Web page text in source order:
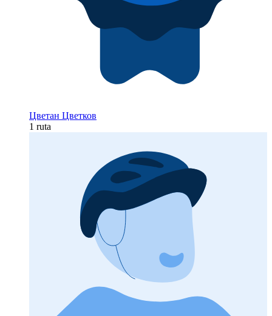
Цветан Цветков
1 ruta